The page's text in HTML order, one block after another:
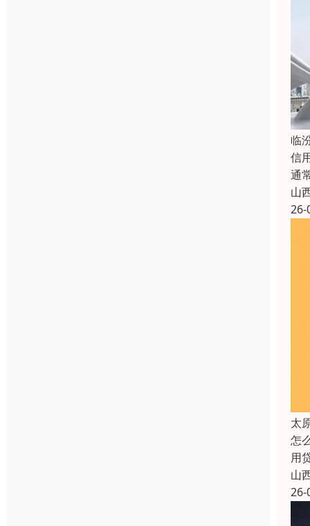
临
信
通
山
26-
太
怎
用
山
26-